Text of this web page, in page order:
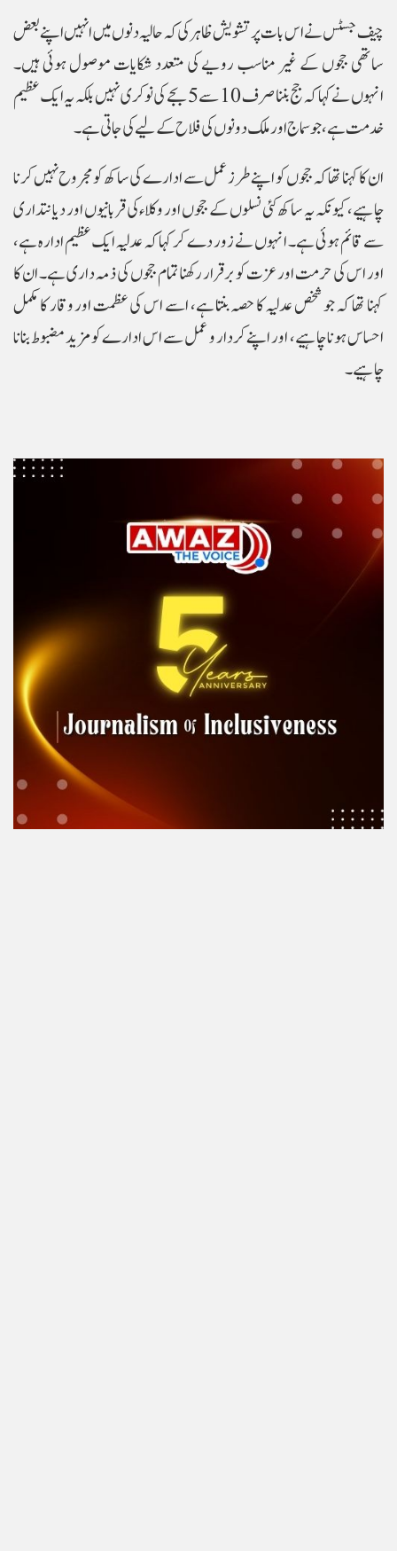
چیف جسٹس نے اس بات پر تشویش ظاہر کی کہ حالیہ دنوں میں انہیں اپنے بعض
ساتھی ججوں کے غیر مناسب رویے کی متعدد شکایات موصول ہوئی ہیں۔
انہوں نے کہا کہ جج بننا صرف 10 سے 5 بجے کی نوکری نہیں بلکہ یہ ایک عظیم
خدمت ہے، جو سماج اور ملک دونوں کی فلاح کے لیے کی جاتی ہے۔
ان کا کہنا تھا کہ ججوں کو اپنے طرز عمل سے ادارے کی ساکھ کو مجروح نہیں کرنا
چاہیے، کیونکہ یہ ساکھ کئی نسلوں کے ججوں اور وکلاء کی قربانیوں اور دیانتداری
سے قائم ہوئی ہے۔ انہوں نے زور دے کر کہا کہ عدلیہ ایک عظیم ادارہ ہے،
اور اس کی حرمت اور عزت کو برقرار رکھنا تمام ججوں کی ذمہ داری ہے۔ ان کا
کہنا تھا کہ جو شخص عدلیہ کا حصہ بنتا ہے، اسے اس کی عظمت اور وقار کا مکمل
احساس ہونا چاہیے، اور اپنے کردار و عمل سے اس ادارے کو مزید مضبوط بنانا
چاہیے۔